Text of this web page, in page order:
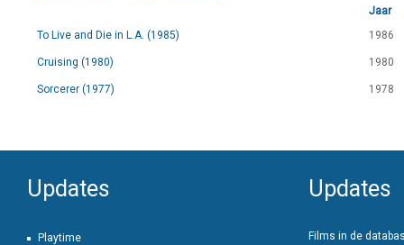
Jaar
To Live and Die in L.A. (1985)
1986
Cruising (1980) 1980
Sorcerer (1977) 1978
Updates
Playtime
Updates
Films in de